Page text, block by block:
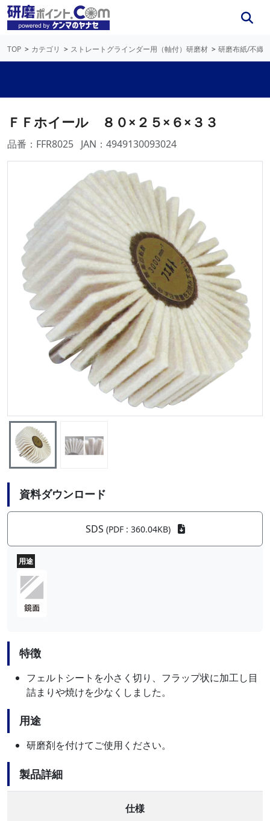
TOP カテゴリ ストレートグラインダー用（軸付）研磨材 研磨布紙/不織
ＦＦホイール ８０×２５×６×３３
品番：FFR8025 JAN：4949130093024
資料ダウンロード
SDS (PDF : 360.04KB)
用途
特徴
フェルトシートを小さく切り、フラップ状に加工し目
詰まりや焼けを少なくしました。
用途
研磨剤を付けてご使用ください。
製品詳細
仕様